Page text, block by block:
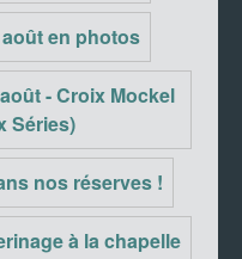
en photos
- Croix Mockel
Séries)
nos réserves !
à la chapelle